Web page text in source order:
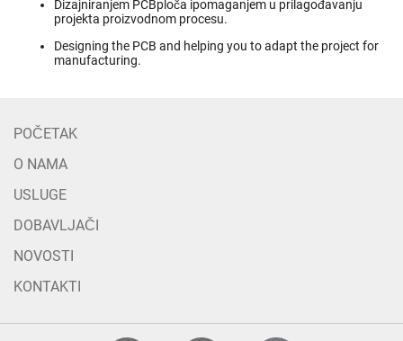
Dizajniranjem PCBploča ipomaganjem u prilagođavanju
projekta proizvodnom procesu.
Designing the PCB and helping you to adapt the project for
manufacturing.
POČETAK
O NAMA
USLUGE
DOBAVLJAČI
NOVOSTI
KONTAKTI